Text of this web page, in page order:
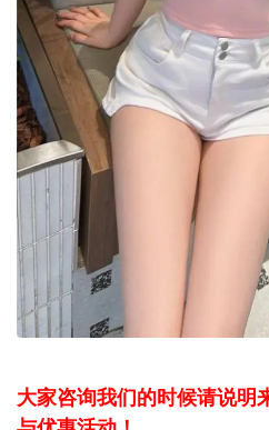
大家咨询我们的时候请说明